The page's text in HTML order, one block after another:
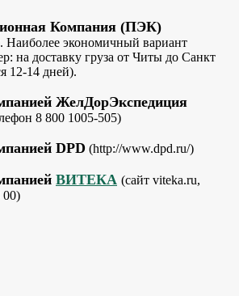
Компания (ПЭК)
Наиболее экономичный вариант
на доставку груза от Читы до Санкт
12-14 дней).
ЖелДорЭкспедиция
8 800 1005-505)
DPD (http://www.dpd.ru/)
ВИТЕКА (сайт viteka.ru,
00)